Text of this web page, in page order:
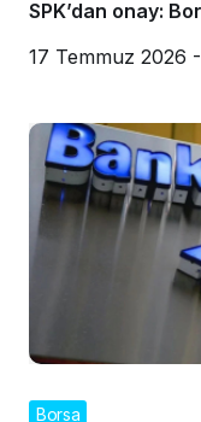
SPK’dan onay:
17 Temmuz 2026
Borsa